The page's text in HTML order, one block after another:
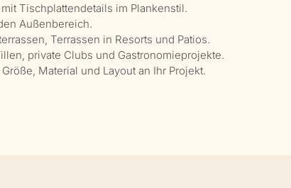
Tischplattendetails im Plankenstil.
Außenbereich.
Terrassen in Resorts und Patios.
private Clubs und Gastronomieprojekte.
Material und Layout an Ihr Projekt.